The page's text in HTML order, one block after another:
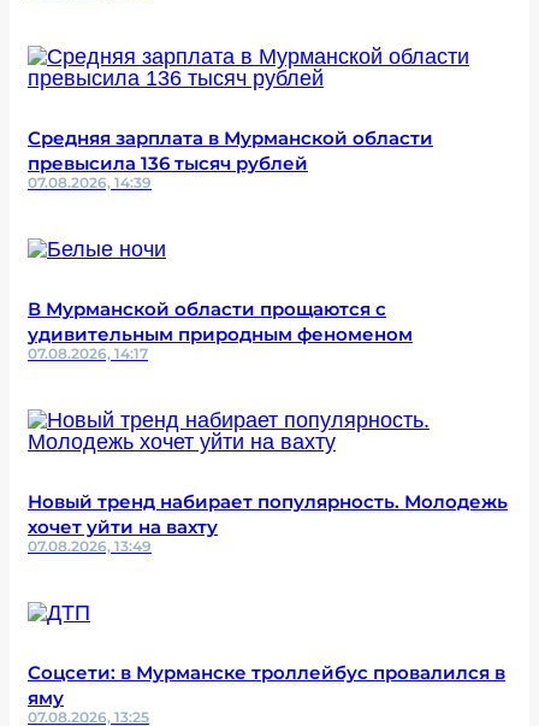
Средняя зарплата в Мурманской области
превысила 136 тысяч рублей
07.08.2026, 14:39
В Мурманской области прощаются с
удивительным природным феноменом
07.08.2026, 14:17
Новый тренд набирает популярность. Молодежь
хочет уйти на вахту
07.08.2026, 13:49
Соцсети: в Мурманске троллейбус провалился в
яму
07.08.2026, 13:25